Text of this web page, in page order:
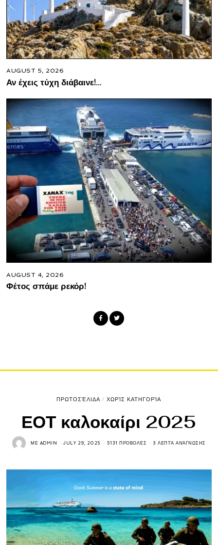
AUGUST 5, 2026
Αν έχεις τύχη διάβαινε!…
AUGUST 4, 2026
Φέτος σπάμε ρεκόρ!
ΠΡΩΤΟΣΈΛΙΔΑ / ΧΩΡΊΣ ΚΑΤΗΓΟΡΊΑ
ΕΟΤ καλοκαίρι 2025
ΜΕ ADMIN JULY 29, 2025 5131 ΠΡΟΒΟΛΈΣ 3 ΛΕΠΤΆ ΑΝΆΓΝΩΣΗΣ